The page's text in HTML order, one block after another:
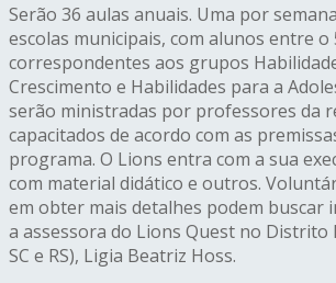
Serão 36 aulas anuais. Uma por
escolas municipais, com alunos entre o
correspondentes aos grupos
Crescimento e Habilidades para a
serão ministradas por professores da
capacitados de acordo com as
programa. O Lions entra com a sua
com material didático e outros.
em obter mais detalhes podem buscar
a assessora do Lions Quest no Distrito
SC e RS), Ligia Beatriz Hoss.